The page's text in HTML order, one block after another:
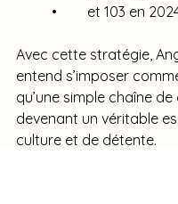
•	et 103 en
Avec cette stratégie,
entend s’imposer
qu’une simple chaîne de
devenant un véritable
culture et de détente.